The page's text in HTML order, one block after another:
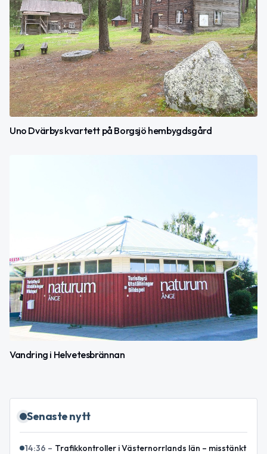
Uno Dvärbys kvartett på Borgsjö hembygdsgård
Vandring i Helvetesbrännan
Senaste nytt
14:36 – Trafikkontroller i Västernorrlands län – misstänkt